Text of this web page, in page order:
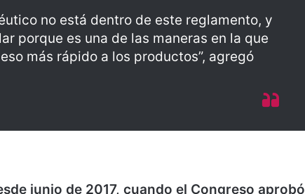
no está dentro de este reglamento, y
porque es una de las maneras en la que
más rápido a los productos”, agregó
junio de 2017, cuando el Congreso aprobó